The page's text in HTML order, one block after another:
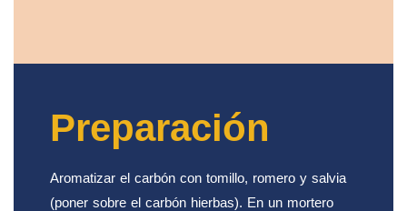
Preparación
Aromatizar el carbón con tomillo, romero y salvia
(poner sobre el carbón hierbas). En un mortero